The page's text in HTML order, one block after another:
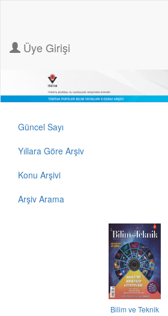
Üye Girişi
Güncel Sayı
Yıllara Göre Arşiv
Konu Arşivi
Arşiv Arama
Bilim ve Teknik